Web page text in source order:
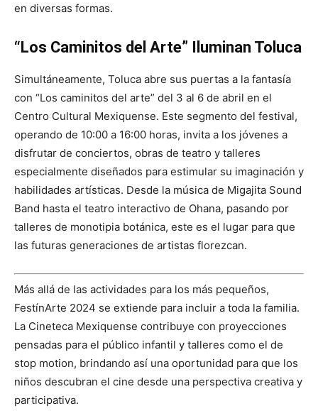
en diversas formas.
“Los Caminitos del Arte” Iluminan Toluca
Simultáneamente, Toluca abre sus puertas a la fantasía
con “Los caminitos del arte” del 3 al 6 de abril en el
Centro Cultural Mexiquense. Este segmento del festival,
operando de 10:00 a 16:00 horas, invita a los jóvenes a
disfrutar de conciertos, obras de teatro y talleres
especialmente diseñados para estimular su imaginación y
habilidades artísticas. Desde la música de Migajita Sound
Band hasta el teatro interactivo de Ohana, pasando por
talleres de monotipia botánica, este es el lugar para que
las futuras generaciones de artistas florezcan.
Más allá de las actividades para los más pequeños,
FestínArte 2024 se extiende para incluir a toda la familia.
La Cineteca Mexiquense contribuye con proyecciones
pensadas para el público infantil y talleres como el de
stop motion, brindando así una oportunidad para que los
niños descubran el cine desde una perspectiva creativa y
participativa.